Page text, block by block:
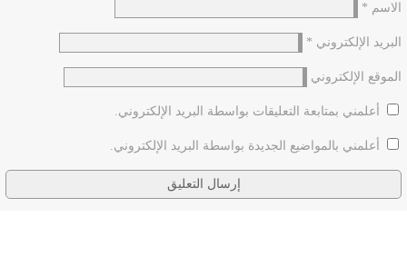
الاسم *
البريد الإلكتروني *
الموقع الإلكتروني
أعلمني بمتابعة التعليقات بواسطة البريد الإلكتروني.
أعلمني بالمواضيع الجديدة بواسطة البريد الإلكتروني.